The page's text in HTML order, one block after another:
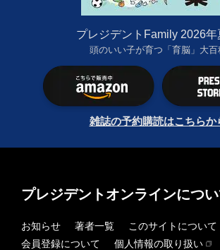
プレジデントFamily 2026年
頭のいい子が育つ「育脳」大百
雑誌の予約購読はこちらか
プレジデントオンラインにつ
お知らせ 著者一覧
このサイトについて
会員登録について
個人情報の取り扱い